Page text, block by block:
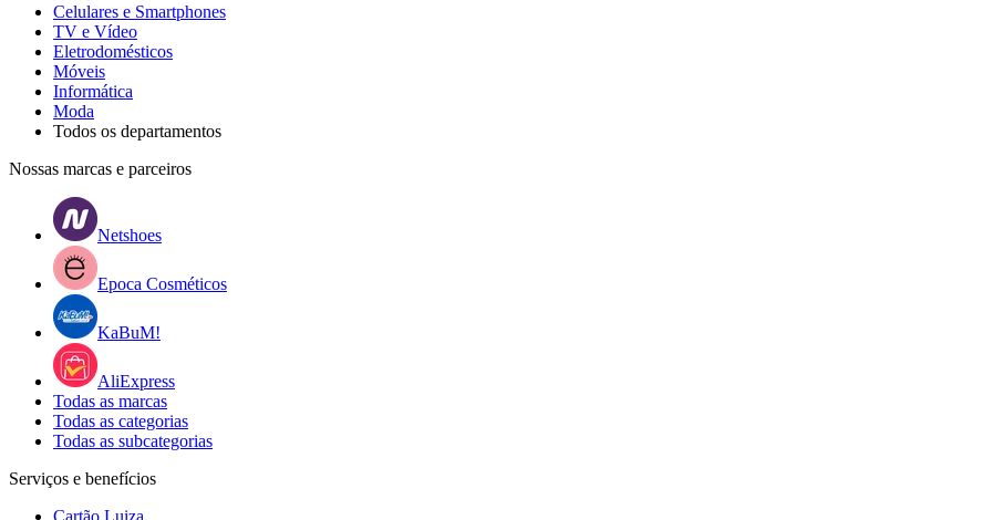
Celulares e Smartphones
TV e Vídeo
Eletrodomésticos
Móveis
Informática
Moda
Todos os departamentos
Nossas marcas e parceiros
Netshoes
Epoca Cosméticos
KaBuM!
AliExpress
Todas as marcas
Todas as categorias
Todas as subcategorias
Serviços e benefícios
Cartão Luiza